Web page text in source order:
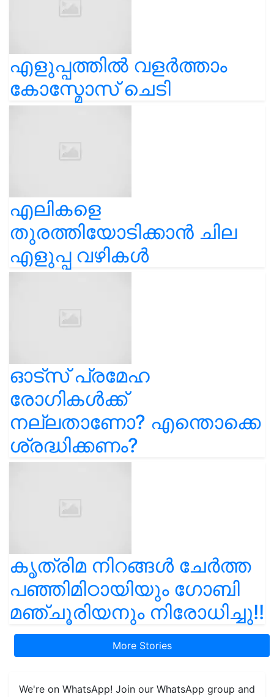
എളുപ്പത്തിൽ വളർത്താം
കോസ്മോസ് ചെടി
എലികളെ
തുരത്തിയോടിക്കാൻ ചില
എളുപ്പ വഴികൾ
ഓട്സ് പ്രമേഹ
രോഗികൾക്ക്
നല്ലതാണോ? എന്തൊക്കെ
ശ്രദ്ധിക്കണം?
കൃത്രിമ നിറങ്ങൾ ചേർത്ത
പഞ്ഞിമിഠായിയും ഗോബി
മഞ്ചൂരിയനും നിരോധിച്ചു!!
More Stories
We're on WhatsApp! Join our WhatsApp group and